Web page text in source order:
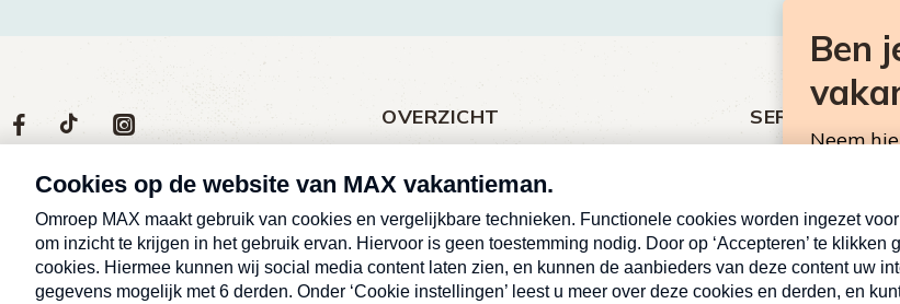
Volg
ons
social
media
Social
media
Volg
op
Facebook
Volg
op
TikTok
Volg
op
Instagram
Max
OVERZICHT
Nieuws
Over MAX vakantieman
Afleveringen
Cookieverklaring
SERVICE
MAX Meldpunt
Pers
Contact
Ben
Neem
E-
mailadres